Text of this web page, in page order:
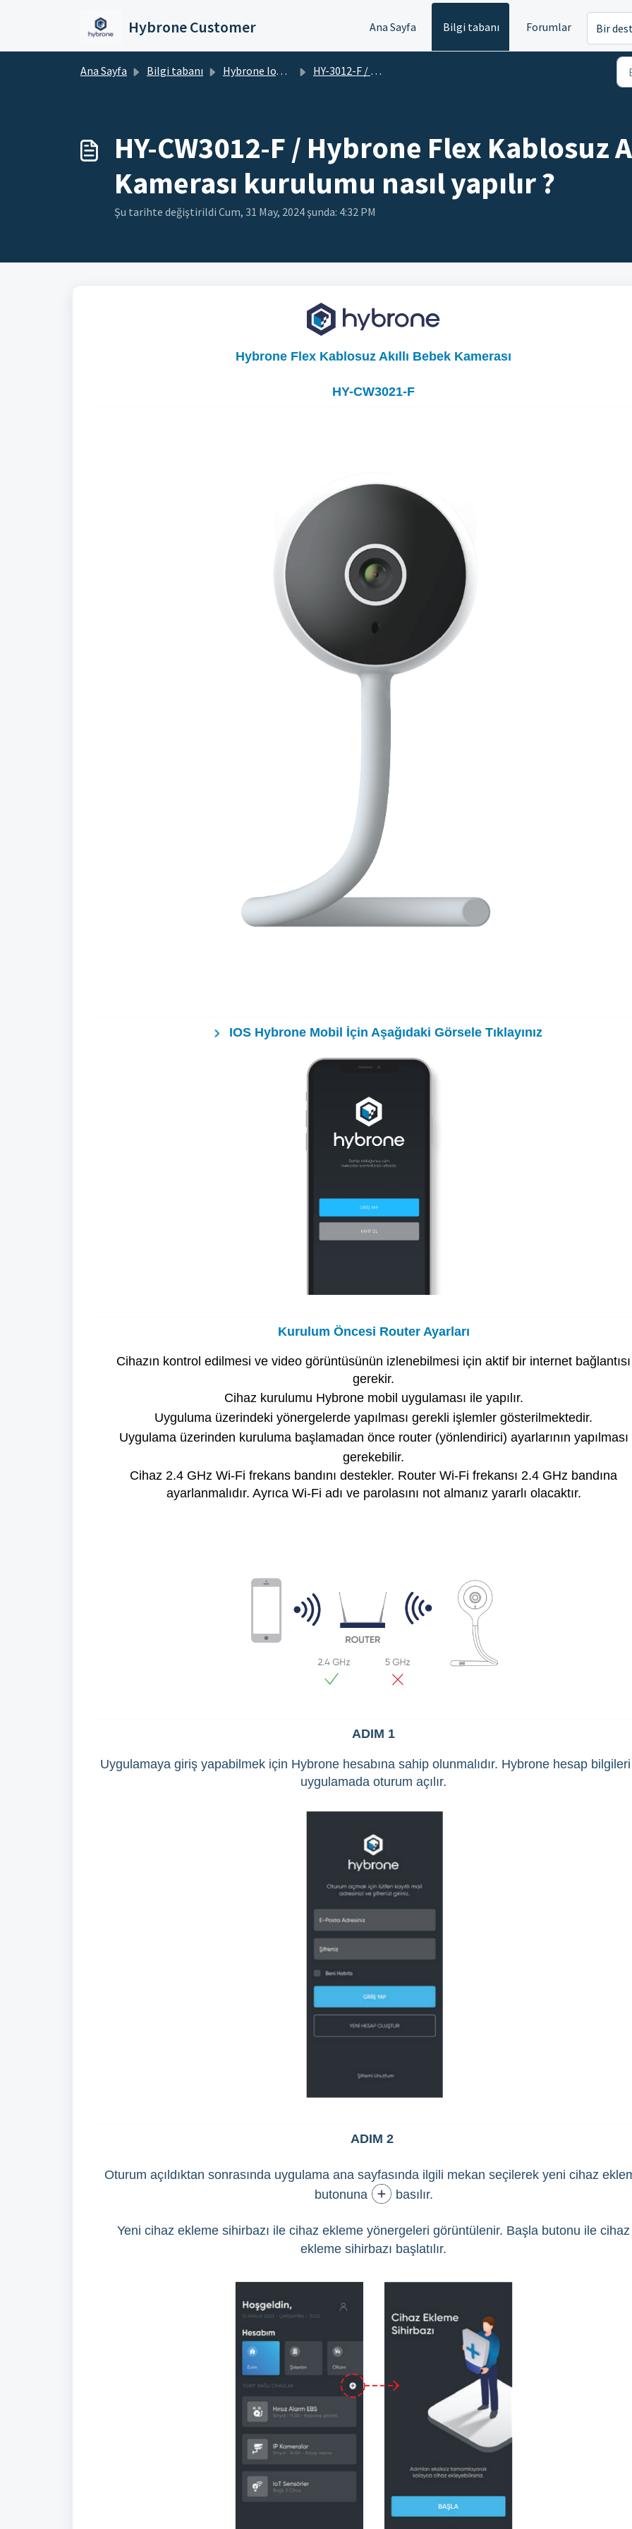
Hybrone Customer Ana Sayfa Bilgi tabanı Forumlar Bir
Ana Sayfa Bilgi tabanı Hybrone IoT Cihazlar HY-3012-F / Hybrone Flex Akıllı Kablosuz Bebek Kamerası
HY-CW3012-F / Hybrone Flex Kablosuz
Kamerası kurulumu nasıl yapılır ?
Şu tarihte değiştirildi Cum, 31 May, 2024 şunda: 4:32 PM
Hybrone Flex Kablosuz Akıllı Bebek Kamerası
HY-CW3021-F
IOS Hybrone Mobil İçin Aşağıdaki Görsele Tıklayınız
Kurulum Öncesi Router Ayarları
Cihazın kontrol edilmesi ve video görüntüsünün izlenebilmesi için aktif bir internet bağlantısı
gerekir.
Cihaz kurulumu Hybrone mobil uygulaması ile yapılır.
Uyguluma üzerindeki yönergelerde yapılması gerekli işlemler gösterilmektedir.
Uygulama üzerinden kuruluma başlamadan önce router (yönlendirici) ayarlarının yapılması
gerekebilir.
Cihaz 2.4 GHz Wi-Fi frekans bandını destekler. Router Wi-Fi frekansı 2.4 GHz bandına
ayarlanmalıdır. Ayrıca Wi-Fi adı ve parolasını not almanız yararlı olacaktır.
ADIM 1
Uygulamaya giriş yapabilmek için Hybrone hesabına sahip olunmalıdır. Hybrone hesap
uygulamada oturum açılır.
ADIM 2
Oturum açıldıktan sonrasında uygulama ana sayfasında ilgili mekan seçilerek yeni cihaz
butonuna
basılır.
Yeni cihaz ekleme sihirbazı ile cihaz ekleme yönergeleri görüntülenir. Başla butonu ile cihaz
ekleme sihirbazı başlatılır.